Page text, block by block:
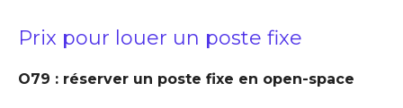
Prix pour louer un poste fixe
O79 : réserver un poste fixe en open-space